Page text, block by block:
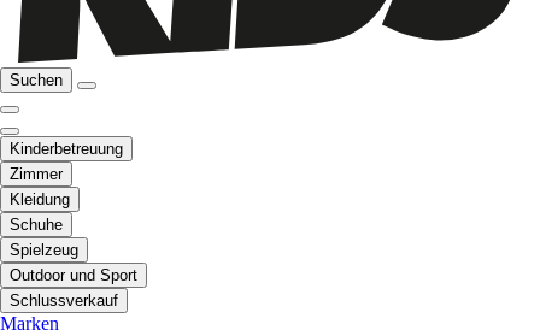
Suchen
Kinderbetreuung
Zimmer
Kleidung
Schuhe
Spielzeug
Outdoor und Sport
Schlussverkauf
Marken